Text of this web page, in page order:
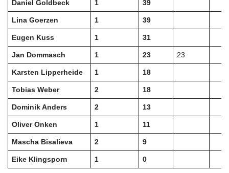
Daniel Goldbeck 1 39
Lina Goerzen 1 39
Eugen Kuss 1 31
Jan Dommasch 1 23 23
Karsten Lipperheide 1 18
Tobias Weber 2 18
Dominik Anders 2 13
Oliver Onken 1 11
Mascha Bisalieva 2 9
Eike Klingsporn 1 0